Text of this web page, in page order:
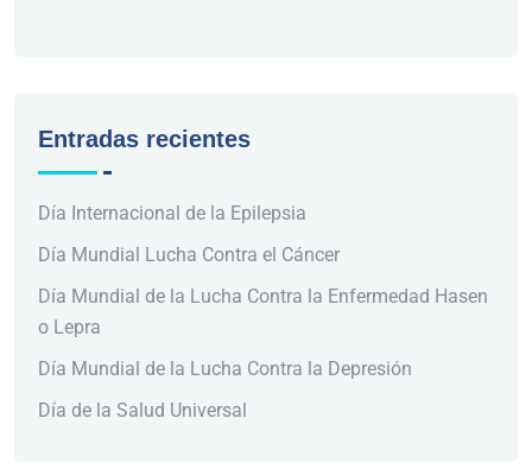
Entradas recientes
Día Internacional de la Epilepsia
Día Mundial Lucha Contra el Cáncer
Día Mundial de la Lucha Contra la Enfermedad Hasen
o Lepra
Día Mundial de la Lucha Contra la Depresión
Día de la Salud Universal